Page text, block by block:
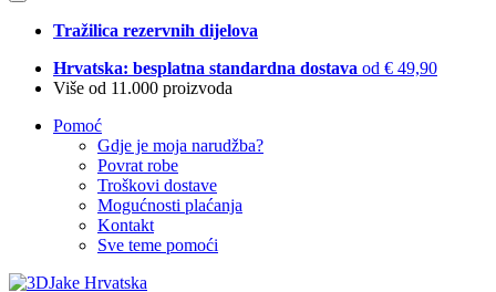
Tražilica rezervnih dijelova
Hrvatska: besplatna standardna dostava od € 49,90
Više od 11.000 proizvoda
Pomoć
Gdje je moja narudžba?
Povrat robe
Troškovi dostave
Mogućnosti plaćanja
Kontakt
Sve teme pomoći